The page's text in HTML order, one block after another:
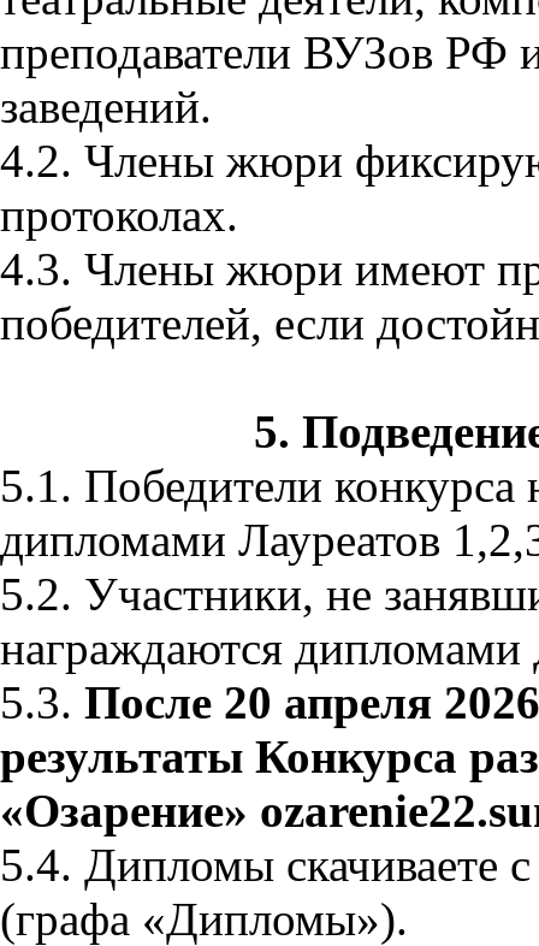
преподаватели ВУЗов РФ
заведений.
4.2. Члены жюри
протоколах.
4.3. Члены жюри имеют
победителей, если
5.
5.1. Победители
дипломами Лауреатов
5.2. Участники, не
награждаются дипломами
5.3. После 20 апреля
результаты Конкурса
«Озарение» ozarenie22.su
5.4. Дипломы
(графа «Дипломы»).